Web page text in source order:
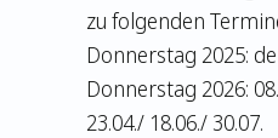
zu folgenden
Donnerstag 2025:
Donnerstag 2026:
23.04./ 18.06./ 30.07.